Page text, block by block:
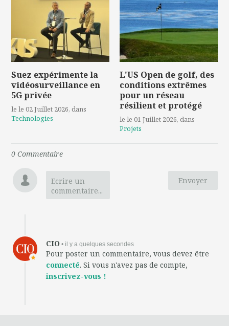
Suez expérimente la
vidéosurveillance en
5G privée
le le 02 Juillet 2026, dans
Technologies
L'US Open de golf, des
conditions extrêmes
pour un réseau
résilient et protégé
le le 01 Juillet 2026, dans
Projets
0 Commentaire
Envoyer
Ecrire un
commentaire...
CIO • il y a quelques secondes
Pour poster un commentaire, vous devez être
connecté. Si vous n'avez pas de compte,
inscrivez-vous !